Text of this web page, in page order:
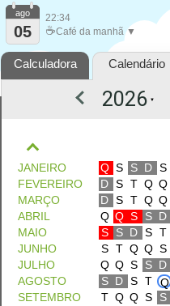
ago
05
22:34
☕Café da manhã ▼
Calculadora Calendário
▼
JANEIRO Q S S D S
FEVEREIRO
D S T Q Q
MARÇO
D S T Q Q
ABRIL
Q Q S S D
MAIO
S S D S T
JUNHO
S T Q Q S
JULHO
Q Q S S D
AGOSTO
S D S T Q
SETEMBRO
T Q Q S S